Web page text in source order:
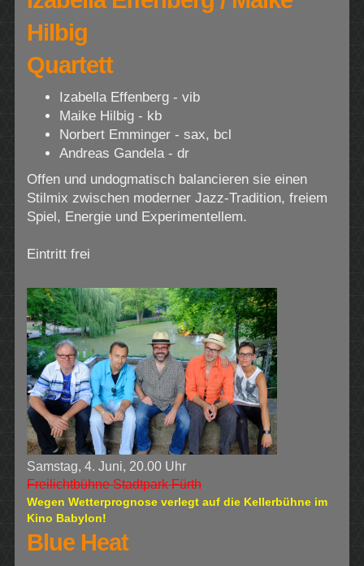
Hilbig
Quartett
Izabella Effenberg - vib
Maike Hilbig - kb
Norbert Emminger - sax, bcl
Andreas Gandela - dr
Offen und undogmatisch balancieren sie einen
Stilmix zwischen moderner Jazz-Tradition, freiem
Spiel, Energie und Experimentellem.
Eintritt frei
Samstag, 4. Juni, 20.00 Uhr
Freilichtbühne Stadtpark Fürth
Wegen Wetterprognose verlegt auf die Kellerbühne im
Kino Babylon!
Blue Heat